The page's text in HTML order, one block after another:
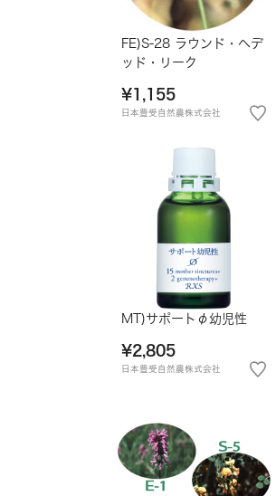
FE)S-28 ラウンド・ヘデ
ッド・リーク
¥1,155
日本豊受自然農株式会社
MT)サポートφ幼児性
¥2,805
日本豊受自然農株式会社